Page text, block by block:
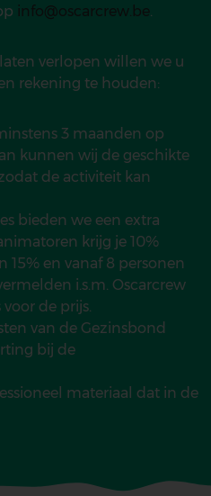
info@oscarcrew.be.
verlopen willen we u
rekening te houden:
3 maanden op
kunnen wij de geschikte
de activiteit kan
bieden we een extra
krijg je 10%
15% en vanaf 8 personen
i.s.m. Oscarcrew
de prijs.
van de Gezinsbond
bij de
materiaal dat in de